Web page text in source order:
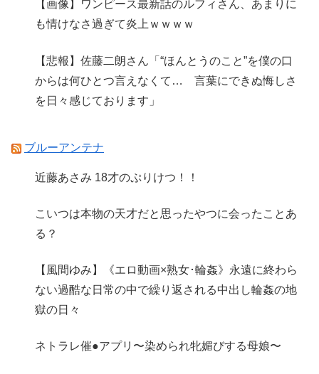
【画像】ワンピース最新話のルフィさん、あまりに
も情けなさ過ぎて炎上ｗｗｗｗ
【悲報】佐藤二朗さん「“ほんとうのこと”を僕の口
からは何ひとつ言えなくて… 言葉にできぬ悔しさ
を日々感じております」
ブルーアンテナ
近藤あさみ 18才のぷりけつ！！
こいつは本物の天才だと思ったやつに会ったことあ
る？
【風間ゆみ】《エロ動画×熟女･輪姦》永遠に終わら
ない過酷な日常の中で繰り返される中出し輪姦の地
獄の日々
ネトラレ催●アプリ〜染められ牝媚びする母娘〜